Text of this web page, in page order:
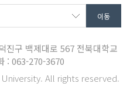
진구 백제대로 567 전북대학교
: 063-270-3670
All rights reserved.